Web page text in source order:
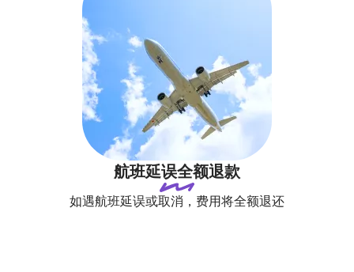
航班延误全额退款
如遇航班延误或取消，费用将全额退还